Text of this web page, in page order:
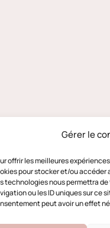
Gérer le
offrir les meilleures
pour stocker et/ou accéder
technologies nous permettra
ou les ID uniques sur ce
peut avoir un effet
de cookies (UE)